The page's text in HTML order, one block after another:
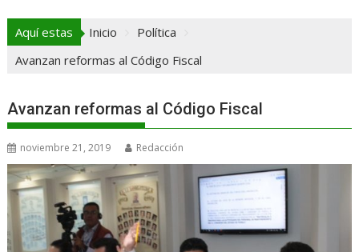
Aquí estas Inicio
Política
Avanzan reformas al Código Fiscal
Avanzan reformas al Código Fiscal
noviembre 21, 2019 Redacción